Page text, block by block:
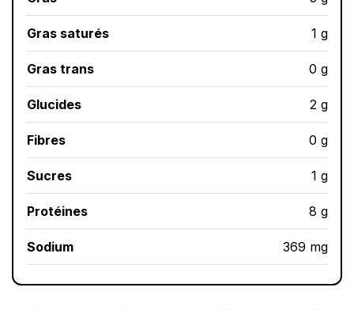
Gras saturés 1 g
Gras trans 0 g
Glucides 2 g
Fibres 0 g
Sucres 1 g
Protéines 8 g
Sodium 369 mg